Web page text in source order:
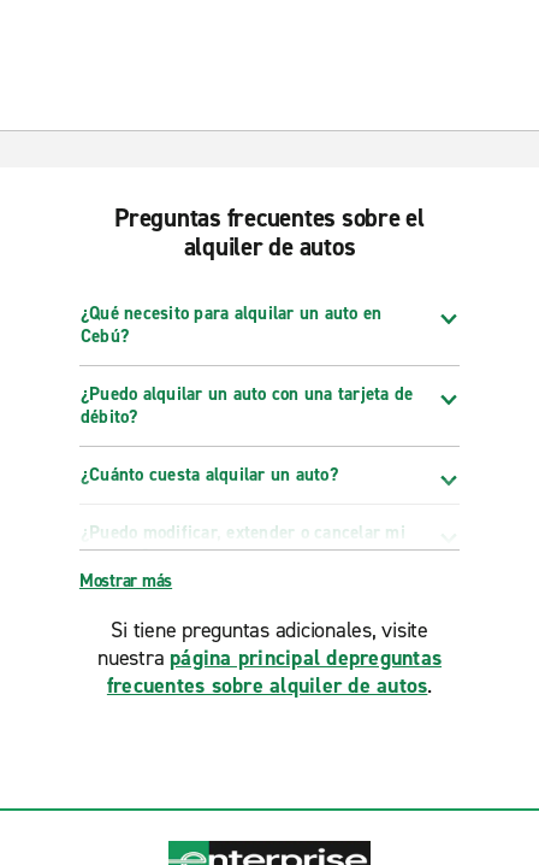
Preguntas frecuentes sobre el
alquiler de autos
¿Qué necesito para alquilar un auto en
Cebú?
¿Puedo alquilar un auto con una tarjeta de
débito?
¿Cuánto cuesta alquilar un auto?
¿Puedo modificar, extender o cancelar mi
reserva?
Mostrar más
Si tiene preguntas adicionales, visite
nuestra página principal depreguntas
frecuentes sobre alquiler de autos.